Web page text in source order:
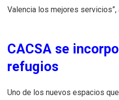
Valencia los mejores servicios”,
CACSA se
refugios
Uno de los nuevos espacios